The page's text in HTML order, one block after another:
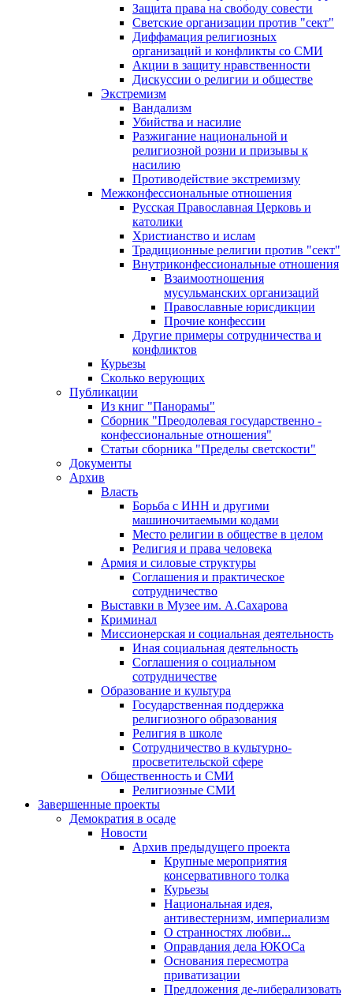
Защита права на свободу совести
Светские организации против "сект"
Диффамация религиозных
организаций и конфликты со СМИ
Акции в защиту нравственности
Дискуссии о религии и обществе
Экстремизм
Вандализм
Убийства и насилие
Разжигание национальной и
религиозной розни и призывы к
насилию
Противодействие экстремизму
Межконфессиональные отношения
Русская Православная Церковь и
католики
Христианство и ислам
Традиционные религии против "сект"
Внутриконфессиональные отношения
Взаимоотношения
мусульманских организаций
Православные юрисдикции
Прочие конфессии
Другие примеры сотрудничества и
конфликтов
Курьезы
Сколько верующих
Публикации
Из книг "Панорамы"
Сборник "Преодолевая государственно -
конфессиональные отношения"
Статьи сборника "Пределы светскости"
Документы
Архив
Власть
Борьба с ИНН и другими
машиночитаемыми кодами
Место религии в обществе в целом
Религия и права человека
Армия и силовые структуры
Соглашения и практическое
сотрудничество
Выставки в Музее им. А.Сахарова
Криминал
Миссионерская и социальная деятельность
Иная социальная деятельность
Соглашения о социальном
сотрудничестве
Образование и культура
Государственная поддержка
религиозного образования
Религия в школе
Сотрудничество в культурно-
просветительской сфере
Общественность и СМИ
Религиозные СМИ
Завершенные проекты
Демократия в осаде
Новости
Архив предыдущего проекта
Крупные мероприятия
консервативного толка
Курьезы
Национальная идея,
антивестернизм, империализм
О странностях любви...
Оправдания дела ЮКОСа
Основания пересмотра
приватизации
Предложения де-либерализовать